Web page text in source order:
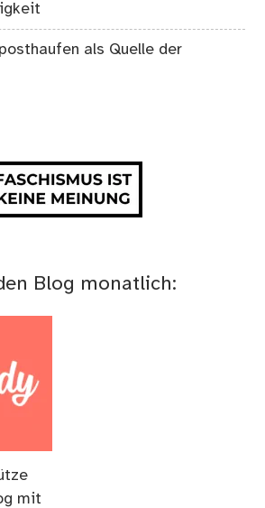
als Quelle der
Blog monatlich:
mit